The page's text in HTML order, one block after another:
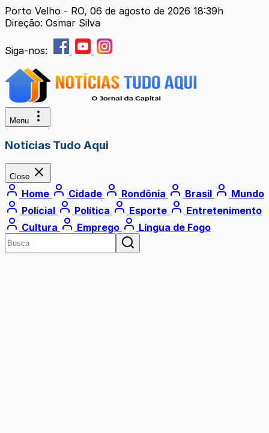
Porto Velho - RO, 06 de agosto de 2026 18:39h
Direção: Osmar Silva
Siga-nos:
Menu
Notícias Tudo Aqui
Close
Home Cidade Rondônia Brasil
Mundo
Policial
Política Esporte
Entretenimento
Cultura
Emprego Língua de Fogo